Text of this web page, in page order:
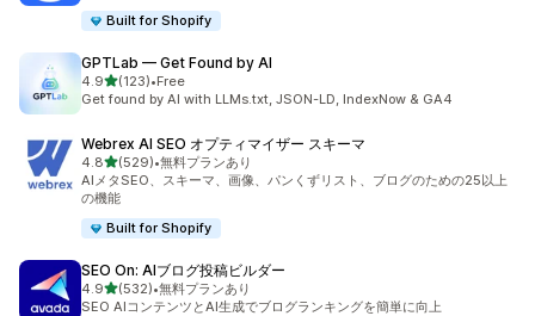
Built for Shopify
GPTLab — Get Found by AI
4.95つ星中
(123)
合計レビュー数：123件
•Free
Get found by AI with LLMs.txt, JSON-LD, IndexNow & GA4
Webrex AI SEO オプティマイザー スキーマ
4.85つ星中
(529)
合計レビュー数：529件
•無料プランあり
AIメタSEO、スキーマ、画像、パンくずリスト、ブログのための25以上
の機能
Built for Shopify
SEO On: AIブログ投稿ビルダー
4.95つ星中
(532)
合計レビュー数：532件
•無料プランあり
SEO AIコンテンツとAI生成でブログランキングを簡単に向上